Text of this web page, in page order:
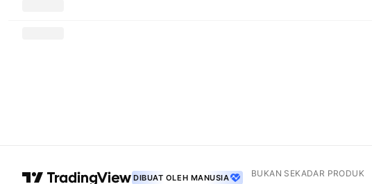
DIBUAT OLEH MANUSIA BUKAN SEKADAR PRODUK